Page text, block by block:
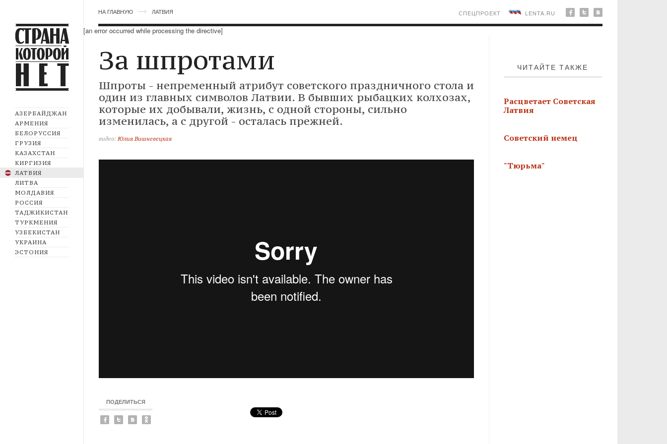
АЗЕРБАЙДЖАН
АРМЕНИЯ
БЕЛОРУССИЯ
ГРУЗИЯ
КАЗАХСТАН
КИРГИЗИЯ
ЛАТВИЯ
ЛИТВА
МОЛДАВИЯ
РОССИЯ
ТАДЖИКИСТАН
ТУРКМЕНИЯ
УЗБЕКИСТАН
УКРАИНА
ЭСТОНИЯ
НА ГЛАВНУЮ ЛАТВИЯ СПЕЦПРОЕКТ LENTA.RU
[an error occurred while processing the directive]
За шпротами
Шпроты - непременный атрибут советского праздничного стола и
один из главных символов Латвии. В бывших рыбацких колхозах,
которые их добывали, жизнь, с одной стороны, сильно
изменилась, а с другой - осталась прежней.
видео:Юлия Вишневецкая
ПОДЕЛИТЬСЯ
ЧИТАЙТЕ ТАКЖЕ
Расцветает Советская
Латвия
Советский немец
"Тюрьма"